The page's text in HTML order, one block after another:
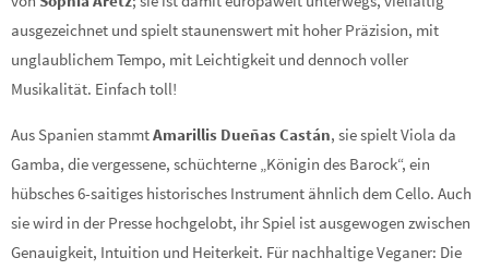
ausgezeichnet und spielt staunenswert mit hoher Präzision, mit
unglaublichem Tempo, mit Leichtigkeit und dennoch voller
Musikalität. Einfach toll!
Aus Spanien stammtAmarillis Dueñas Castán, sie spielt Viola da
Gamba, die vergessene, schüchterne „Königin des Barock“, ein
hübsches 6-saitiges historisches Instrument ähnlich dem Cello. Auch
sie wird in der Presse hochgelobt, ihr Spiel ist ausgewogen zwischen
Genauigkeit, Intuition und Heiterkeit. Für nachhaltige Veganer: Die